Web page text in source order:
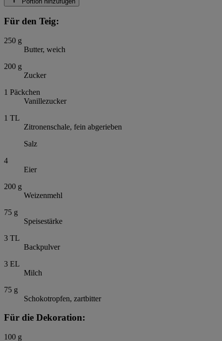
Für den Teig:
250 g
Butter, weich
200 g
Zucker
1 Päckchen
Vanillezucker
1 TL
Zitronenschale, fein abgerieben
Salz
4
Eier
200 g
Weizenmehl
75 g
Speisestärke
3 TL
Backpulver
3 EL
Milch
75 g
Schokotropfen, zartbitter
Für die Dekoration:
100 g